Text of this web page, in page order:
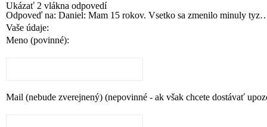
Ukázať 2 vlákna odpovedí
Odpoveď na: Daniel: Mam 15 rokov. Vsetko sa zmenilo minuly
Vaše údaje:
Meno (povinné):
Mail (nebude zverejnený) (nepovinné - ak však chcete dostávať